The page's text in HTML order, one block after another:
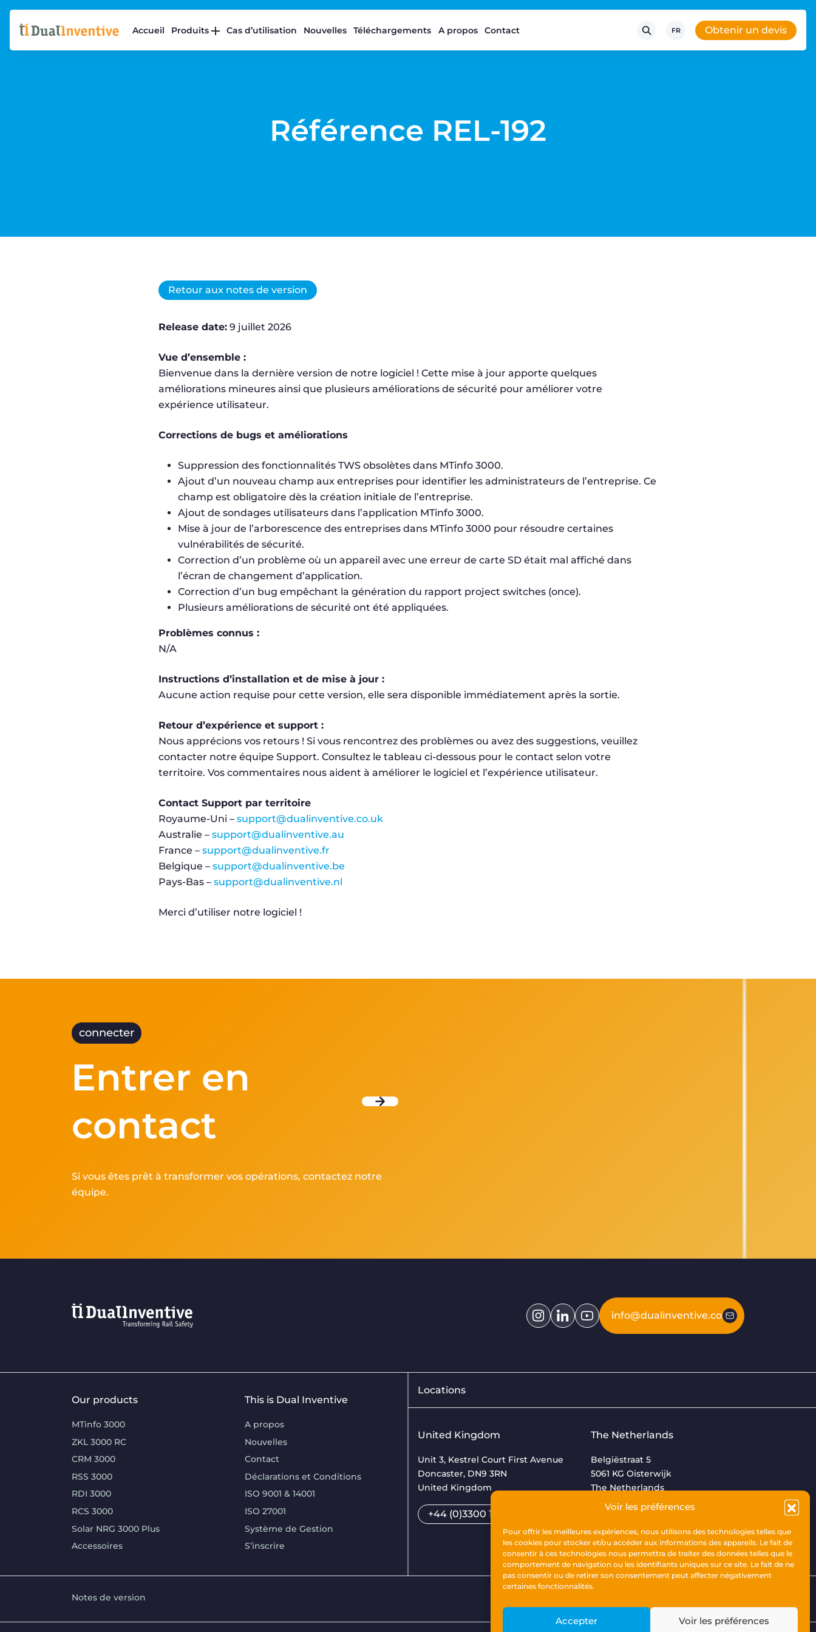
Voir les préférences
Pour offrir les meilleures expériences, nous utilisons des technologies telles que
les cookies pour stocker et/ou accéder aux informations des appareils. Le fait de
consentir à ces technologies nous permettra de traiter des données telles que le
comportement de navigation ou les identifiants uniques sur ce site. Le fait de ne
pas consentir ou de retirer son consentement peut affecter négativement
certaines fonctionnalités.
Accepter Voir les préférences
Accueil Produits Cas d’utilisation Nouvelles Téléchargements A propos Contact FR Obtenir un devis
Référence REL-192
Retour aux notes de version
Release date:9 juillet 2026
Vue d’ensemble :
Bienvenue dans la dernière version de notre logiciel ! Cette mise à jour apporte quelques
améliorations mineures ainsi que plusieurs améliorations de sécurité pour améliorer votre
expérience utilisateur.
Corrections de bugs et améliorations
Suppression des fonctionnalités TWS obsolètes dans MTinfo 3000.
Ajout d’un nouveau champ aux entreprises pour identifier les administrateurs de l’entreprise. Ce
champ est obligatoire dès la création initiale de l’entreprise.
Ajout de sondages utilisateurs dans l’application MTinfo 3000.
Mise à jour de l’arborescence des entreprises dans MTinfo 3000 pour résoudre certaines
vulnérabilités de sécurité.
Correction d’un problème où un appareil avec une erreur de carte SD était mal affiché dans
l’écran de changement d’application.
Correction d’un bug empêchant la génération du rapport project switches (once).
Plusieurs améliorations de sécurité ont été appliquées.
Problèmes connus :
N/A
Instructions d’installation et de mise à jour :
Aucune action requise pour cette version, elle sera disponible immédiatement après la sortie.
Retour d’expérience et support :
Nous apprécions vos retours ! Si vous rencontrez des problèmes ou avez des suggestions, veuillez
contacter notre équipe Support. Consultez le tableau ci-dessous pour le contact selon votre
territoire. Vos commentaires nous aident à améliorer le logiciel et l’expérience utilisateur.
Contact Support par territoire
Royaume-Uni – support@dualinventive.co.uk
Australie – support@dualinventive.au
France – support@dualinventive.fr
Belgique – support@dualinventive.be
Pays-Bas – support@dualinventive.nl
Merci d’utiliser notre logiciel !
connecter
Entrer en
contact
Si vous êtes prêt à transformer vos opérations, contactez notre
équipe.
info@dualinventive.com
Our products
MTinfo 3000
ZKL 3000 RC
CRM 3000
RSS 3000
RDI 3000
RCS 3000
Solar NRG 3000 Plus
Accessoires
This is Dual Inventive
A propos
Nouvelles
Contact
Déclarations et Conditions
ISO 9001 & 14001
ISO 27001
Système de Gestion
S’inscrire
Locations
United Kingdom
Unit 3, Kestrel Court First Avenue
Doncaster, DN9 3RN
United Kingdom
+44 (0)3300 169033
The Netherlands
Belgiëstraat 5
5061 KG Oisterwijk
The Netherlands
+31 (0)13 533 9969
Notes de version